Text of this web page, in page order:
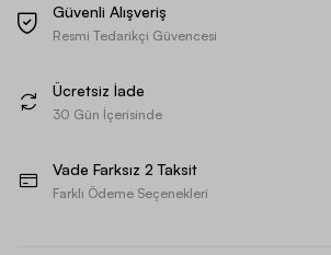
Güvenli Alışveriş
Resmi Tedarikçi Güvencesi
Ücretsiz İade
30 Gün İçerisinde
Vade Farksız 2 Taksit
Farklı Ödeme Seçenekleri